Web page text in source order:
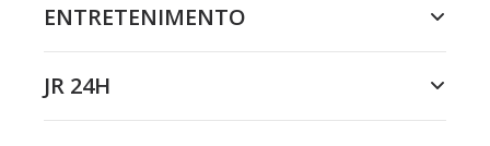
ENTRETENIMENTO
JR 24H